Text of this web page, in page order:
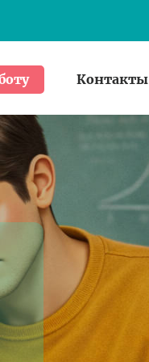
Контакты